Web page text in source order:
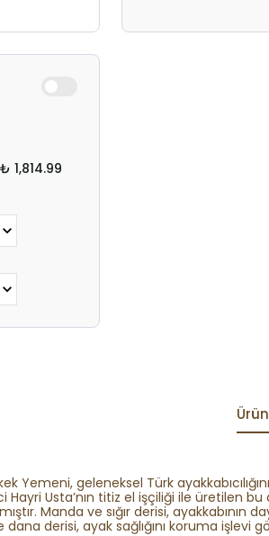
₺ 1,814.99
Yemeni, geleneksel Türk
Hayri Usta’nın titiz el işçiliği ile üretilen
Manda ve sığır derisi, ayakkabının
dana derisi, ayak sağlığını koruma işlevi